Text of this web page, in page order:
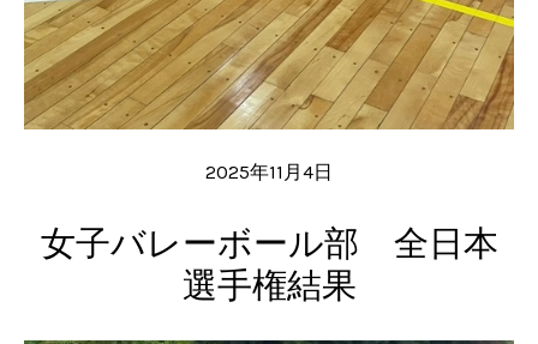
2025年11月4日
女子バレーボール部 全日本
選手権結果